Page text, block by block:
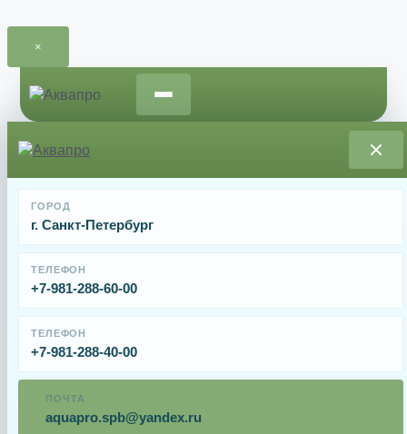
×
содержимому
ГОРОД
г. Санкт-Петербург
ТЕЛЕФОН
+7-981-288-60-00
ТЕЛЕФОН
+7-981-288-40-00
ПОЧТА
aquapro.spb@yandex.ru
Статьи
г. Санкт-Петербург
+7-981-288-60-00